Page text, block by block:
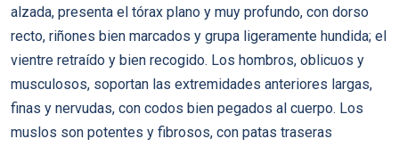
alzada, presenta el tórax plano y muy profundo, con dorso
recto, riñones bien marcados y grupa ligeramente hundida; el
vientre retraído y bien recogido. Los hombros, oblicuos y
musculosos, soportan las extremidades anteriores largas,
finas y nervudas, con codos bien pegados al cuerpo. Los
muslos son potentes y fibrosos, con patas traseras